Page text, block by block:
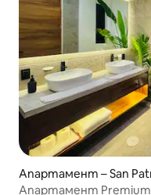
Апартамент – San
Апартамент Premium